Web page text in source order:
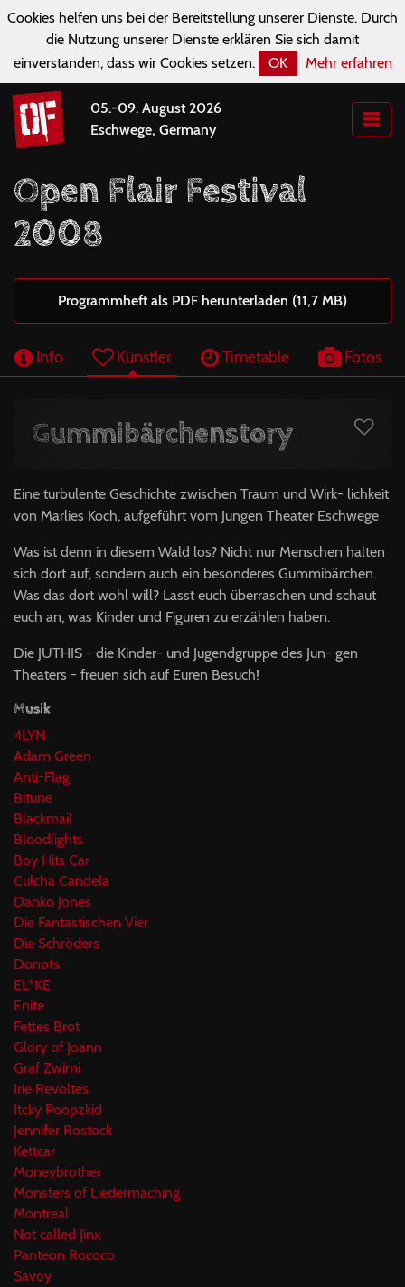
Cookies helfen uns bei der Bereitstellung unserer Dienste. Durch
die Nutzung unserer Dienste erklären Sie sich damit
einverstanden, dass wir Cookies setzen.
OK Mehr erfahren
05.-09. August 2026
Eschwege, Germany
Open Flair Festival
2008
Programmheft als PDF herunterladen (11,7 MB)
Info Künstler Timetable Fotos
Gummibärchenstory
Eine turbulente Geschichte zwischen Traum und Wirk- lichkeit
von Marlies Koch, aufgeführt vom Jungen Theater Eschwege
Was ist denn in diesem Wald los? Nicht nur Menschen halten
sich dort auf, sondern auch ein besonderes Gummibärchen.
Was das dort wohl will? Lasst euch überraschen und schaut
euch an, was Kinder und Figuren zu erzählen haben.
Die JUTHIS - die Kinder- und Jugendgruppe des Jun- gen
Theaters - freuen sich auf Euren Besuch!
Musik
4LYN
Adam Green
Anti-Flag
Bitune
Blackmail
Bloodlights
Boy Hits Car
Culcha Candela
Danko Jones
Die Fantastischen Vier
Die Schröders
Donots
EL*KE
Enite
Fettes Brot
Glory of Joann
Graf Zwirni
Irie Revoltes
Itcky Poopzkid
Jennifer Rostock
Kettcar
Moneybrother
Monsters of Liedermaching
Montreal
Not called Jinx
Panteon Rococo
Savoy